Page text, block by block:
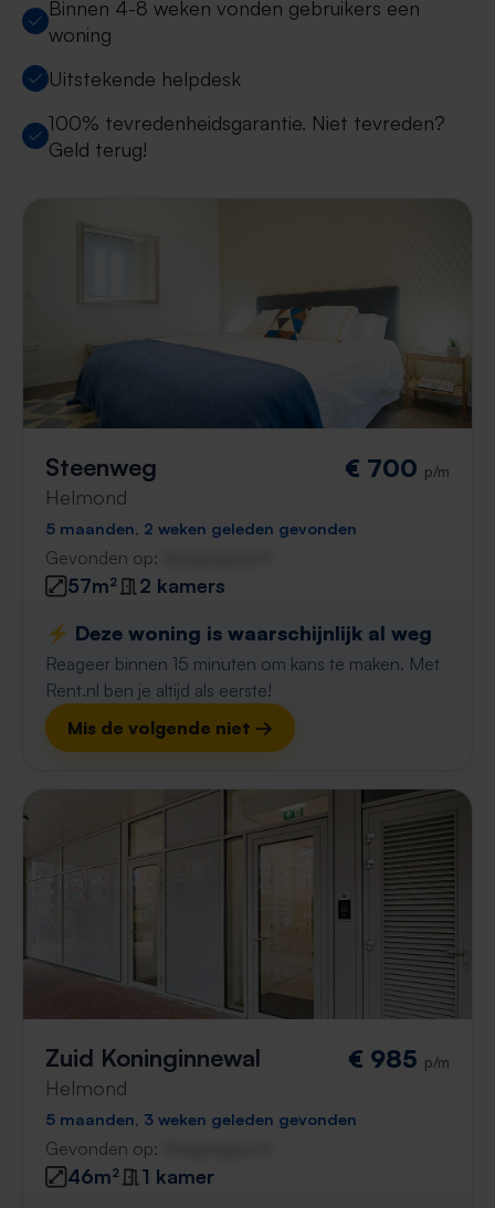
Binnen 4-8 weken vonden gebruikers een
woning
Uitstekende helpdesk
100% tevredenheidsgarantie. Niet tevreden?
Geld terug!
Steenweg
Helmond
€ 700 p/m
5 maanden, 2 weken geleden gevonden
Gevonden op:
57m²
2 kamers
⚡️ Deze woning is waarschijnlijk al weg
Reageer binnen 15 minuten om kans te maken. Met
Rent.nl ben je altijd als eerste!
Mis de volgende niet →
Zuid Koninginnewal
Helmond
€ 985 p/m
5 maanden, 3 weken geleden gevonden
Gevonden op:
46m²
1 kamer